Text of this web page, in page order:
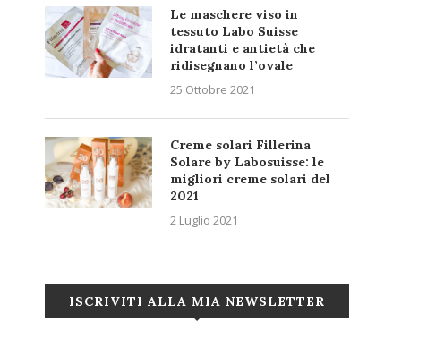
Le maschere viso in
tessuto Labo Suisse
idratanti e antietà che
ridisegnano l’ovale
25 Ottobre 2021
Creme solari Fillerina
Solare by Labosuisse: le
migliori creme solari del
2021
2 Luglio 2021
ISCRIVITI ALLA MIA NEWSLETTER